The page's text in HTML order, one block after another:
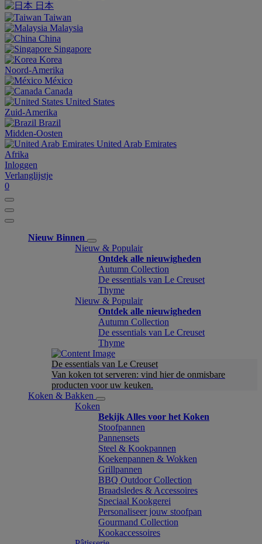
日本
Taiwan
Malaysia
China
Singapore
Korea
Noord-Amerika
México
Canada
United States
Zuid-Amerika
Brazil
Midden-Oosten
United Arab Emirates
Afrika
Inloggen
Verlanglijstje
0
Nieuw Binnen
Nieuw & Populair
Ontdek alle nieuwigheden
Autumn Collection
De essentials van Le Creuset
Thyme
Nieuw & Populair
Ontdek alle nieuwigheden
Autumn Collection
De essentials van Le Creuset
Thyme
De essentials van Le Creuset
Van koken tot serveren: vind hier de onmisbare
producten voor uw keuken.
Koken & Bakken
Koken
Bekijk Alles voor het Koken
Stoofpannen
Pannensets
Steel & Kookpannen
Koekenpannen & Wokken
Grillpannen
BBQ Outdoor Collection
Braadsledes & Accessoires
Speciaal Kookgerei
Personaliseer jouw stoofpan
Gourmand Collection
Kookaccessoires